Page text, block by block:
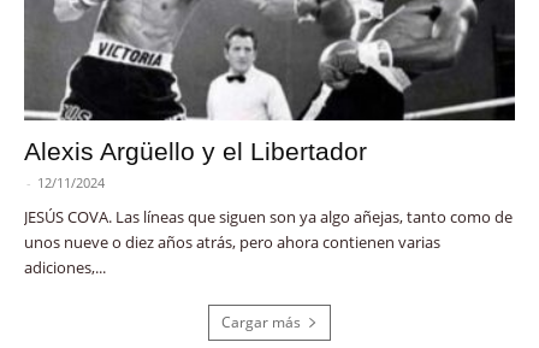
Alexis Argüello y el Libertador
- 12/11/2024
JESÚS COVA. Las líneas que siguen son ya algo añejas, tanto como de
unos nueve o diez años atrás, pero ahora contienen varias
adiciones,...
Cargar más